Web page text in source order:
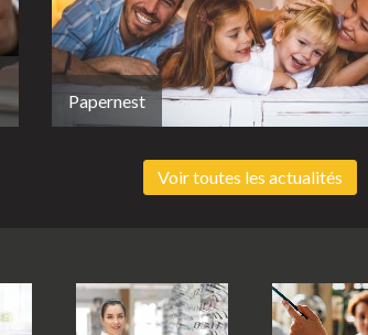
Papernest
Voir toutes les actualités